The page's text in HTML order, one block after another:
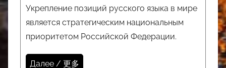
Укрепление позиций русского языка в мире
является стратегическим национальным
приоритетом Российской Федерации.
Далее / 更多